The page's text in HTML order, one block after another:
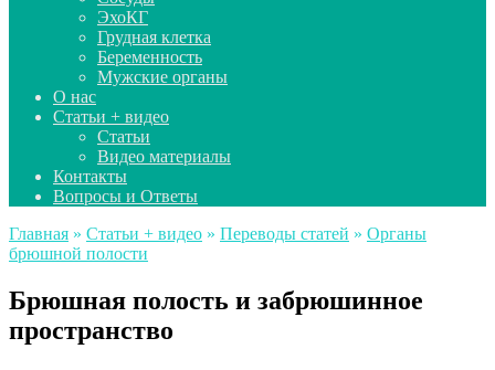
ЭхоКГ
Грудная клетка
Беременность
Мужские органы
О нас
Статьи + видео
Статьи
Видео материалы
Контакты
Вопросы и Ответы
Главная » Статьи + видео » Переводы статей » Органы
брюшной полости
Брюшная полость и забрюшинное
пространство